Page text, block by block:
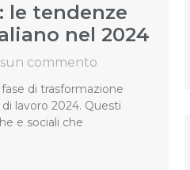
le tendenze
nel 2024
commento
di trasformazione
lavoro 2024. Questi
e sociali che